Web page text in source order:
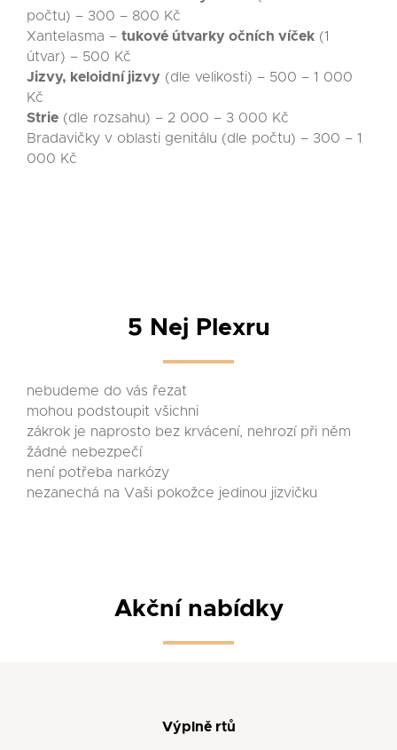
počtu) – 300 – 800 Kč
Xantelasma – tukové útvarky očních víček (1
útvar) – 500 Kč
Jizvy, keloidní jizvy (dle velikosti) – 500 – 1 000
Kč
Strie (dle rozsahu) – 2 000 – 3 000 Kč
Bradavičky v oblasti genitálu (dle počtu) – 300 – 1
000 Kč
5 Nej Plexru
nebudeme do vás řezat
mohou podstoupit všichni
zákrok je naprosto bez krvácení, nehrozí při něm
žádné nebezpečí
není potřeba narkózy
nezanechá na Vaši pokožce jedinou jizvičku
Akční nabídky
Výplně rtů